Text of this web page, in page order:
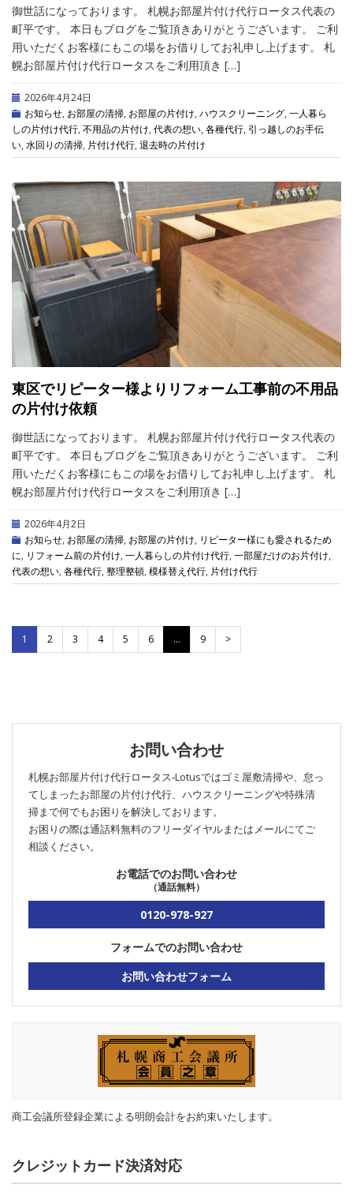
御世話になっております。 札幌お部屋片付け代行ロータス代表の
町平です。 本日もブログをご覧頂きありがとうございます。 ご利
用いただくお客様にもこの場をお借りしてお礼申し上げます。 札
幌お部屋片付け代行ロータスをご利用頂き […]
2026年4月24日
お知らせ, お部屋の清掃, お部屋の片付け, ハウスクリーニング, 一人暮ら
しの片付け代行, 不用品の片付け, 代表の想い, 各種代行, 引っ越しのお手伝
い, 水回りの清掃, 片付け代行, 退去時の片付け
東区でリピーター様よりリフォーム工事前の不用品
の片付け依頼
御世話になっております。 札幌お部屋片付け代行ロータス代表の
町平です。 本日もブログをご覧頂きありがとうございます。 ご利
用いただくお客様にもこの場をお借りしてお礼申し上げます。 札
幌お部屋片付け代行ロータスをご利用頂き […]
2026年4月2日
お知らせ, お部屋の清掃, お部屋の片付け, リピーター様にも愛されるため
に, リフォーム前の片付け, 一人暮らしの片付け代行, 一部屋だけのお片付け,
代表の想い, 各種代行, 整理整頓, 模様替え代行, 片付け代行
1 2 3 4 5 6 … 9 >
お問い合わせ
札幌お部屋片付け代行ロータス‐Lotusではゴミ屋敷清掃や、怠っ
てしまったお部屋の片付け代行、ハウスクリーニングや特殊清
掃まで何でもお困りを解決しております。
お困りの際は通話料無料のフリーダイヤルまたはメールにてご
相談ください。
お電話でのお問い合わせ
（通話無料）
0120-978-927
フォームでのお問い合わせ
お問い合わせフォーム
商工会議所登録企業による明朗会計をお約束いたします。
クレジットカード決済対応